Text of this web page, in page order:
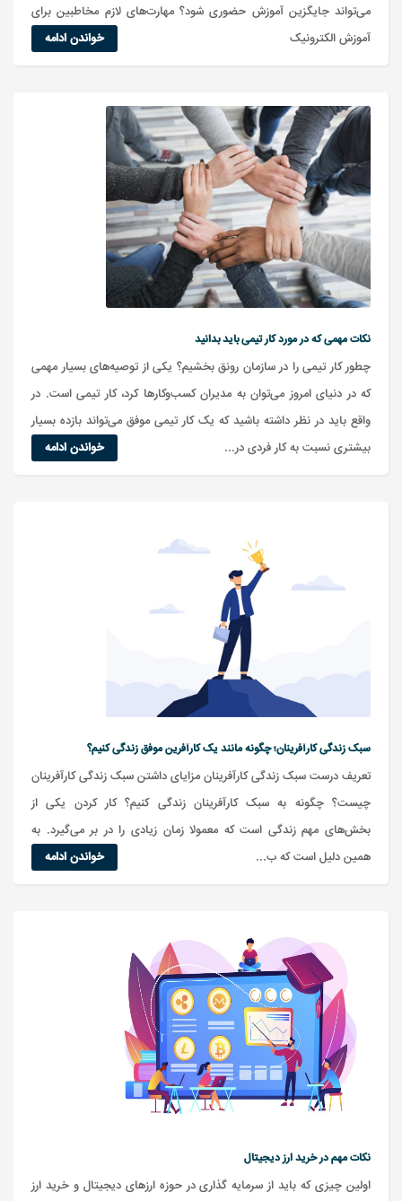
می‌تواند جایگزین آموزش حضوری شود؟ مهارت‌های لازم مخاطبین برای
آموزش الکترونیک
خواندن ادامه
نکات مهمی که در مورد کار تیمی باید بدانید
چطور کار تیمی را در سازمان رونق بخشیم؟ یکی از توصیه‌های بسیار مهمی
که در دنیای امروز می‌توان به مدیران کسب‌وکارها کرد، کار تیمی است. در
واقع باید در نظر داشته باشید که یک کار تیمی موفق می‌تواند بازده بسیار
بیشتری نسبت به کار فردی در...
خواندن ادامه
سبک زندگی کارآفرینان؛ چگونه مانند یک کارآفرین موفق زندگی کنیم؟
تعریف درست سبک زندگی کارآفرینان مزایای داشتن سبک زندگی کارآفرینان
چیست؟ چگونه به سبک کارآفرینان زندگی کنیم؟ کار کردن یکی از
بخش‌های مهم زندگی است که معمولا زمان زیادی را در بر می‌گیرد. به
همین دلیل است که ب...
خواندن ادامه
نکات مهم در خرید ارز دیجیتال
اولین چیزی که باید از سرمایه گذاری در حوزه ارزهای دیجیتال و خرید ارز